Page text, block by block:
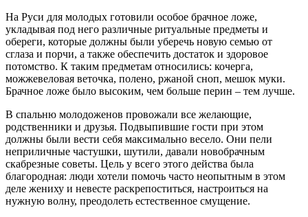
На Руси для молодых готовили особое брачное ложе,
укладывая под него различные ритуальные предметы и
обереги, которые должны были уберечь новую семью от
сглаза и порчи, а также обеспечить достаток и здоровое
потомство. К таким предметам относились: кочерга,
можжевеловая веточка, полено, ржаной сноп, мешок муки.
Брачное ложе было высоким, чем больше перин – тем лучше.
В спальню молодоженов провожали все желающие,
родственники и друзья. Подвыпившие гости при этом
должны были вести себя максимально весело. Они пели
неприличные частушки, шутили, давали новобрачным
скабрезные советы. Цель у всего этого действа была
благородная: люди хотели помочь часто неопытным в этом
деле жениху и невесте раскрепоститься, настроиться на
нужную волну, преодолеть естественное смущение.